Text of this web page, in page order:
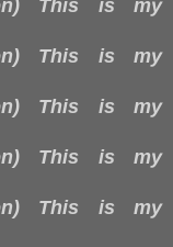
This is my
This is my
This is my
This is my
This is my